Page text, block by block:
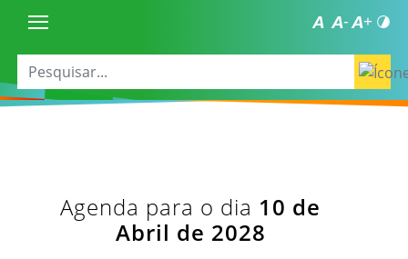
Agenda para o dia 10 de
Abril de 2028